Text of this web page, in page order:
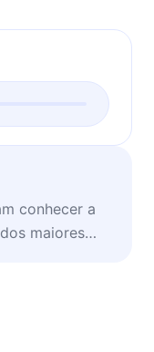
conhecer a
maiores